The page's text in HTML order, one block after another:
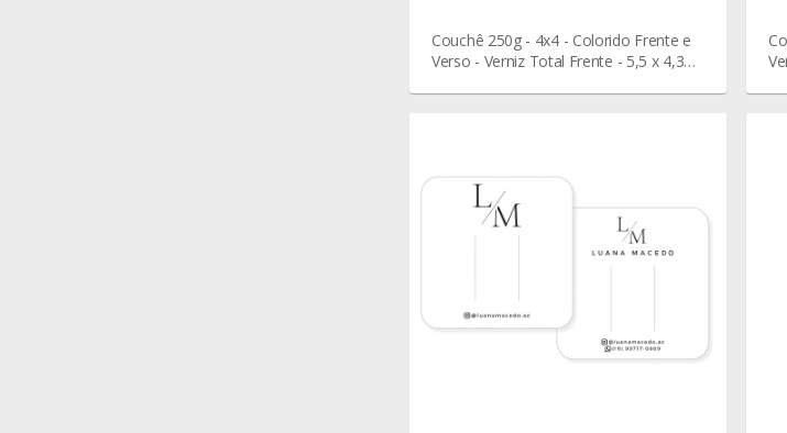
Couchê 250g - 4x4 - Colorido Frente e
Verso - Verniz Total Frente - 5,5 x 4,3